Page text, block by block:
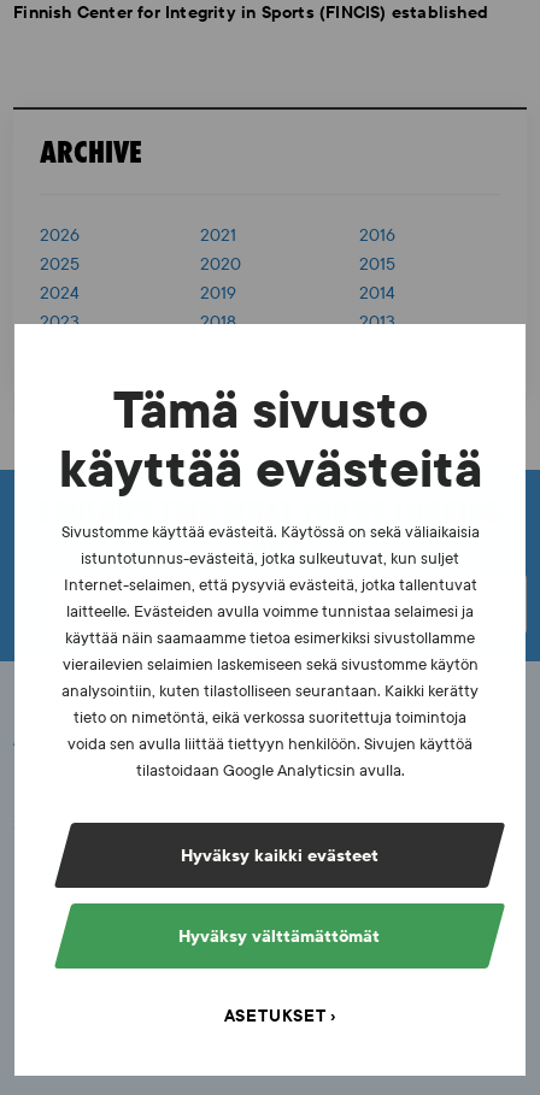
Tämä sivusto
käyttää evästeitä
Sivustomme käyttää evästeitä. Käytössä on sekä väliaikaisia
istuntotunnus-evästeitä, jotka sulkeutuvat, kun suljet
Internet-selaimen, että pysyviä evästeitä, jotka tallentuvat
laitteelle. Evästeiden avulla voimme tunnistaa selaimesi ja
käyttää näin saamaamme tietoa esimerkiksi sivustollamme
vierailevien selaimien laskemiseen sekä sivustomme käytön
analysointiin, kuten tilastolliseen seurantaan. Kaikki kerätty
tieto on nimetöntä, eikä verkossa suoritettuja toimintoja
voida sen avulla liittää tiettyyn henkilöön. Sivujen käyttöä
tilastoidaan Google Analyticsin avulla.
Hyväksy kaikki evästeet
Hyväksy välttämättömät
ASETUKSET
Finnish Center for Integrity in Sports (FINCIS) established
ARCHIVE
2026
2025
2024
2023
2021
2020
2019
2018
2016
2015
2014
2013
FOR?
Anti-doping activities
Manipulation of sports competitions
Spectator safety
Integrity in Sports
Education
Research